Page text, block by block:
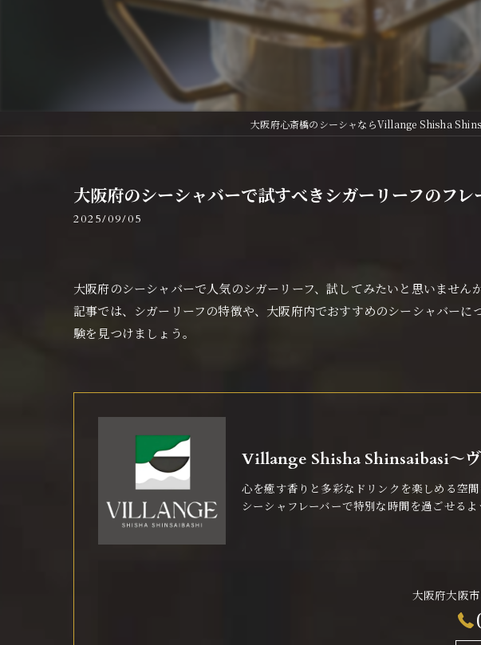
大阪府心斎橋のシーシャならVillange Shisha
大阪府のシーシャバーで試すべきシガーリーフのフレ
2025/09/05
大阪府のシーシャバーで人気のシガーリーフ、試してみたいと思いませ
記事では、シガーリーフの特徴や、大阪府内でおすすめのシーシャバー
験を見つけましょう。
Villange Shisha Shinsaibasi〜
心を癒す香りと多彩なドリンクを楽しめる空
シーシャフレーバーで特別な時間を過ごせる
大阪府大阪